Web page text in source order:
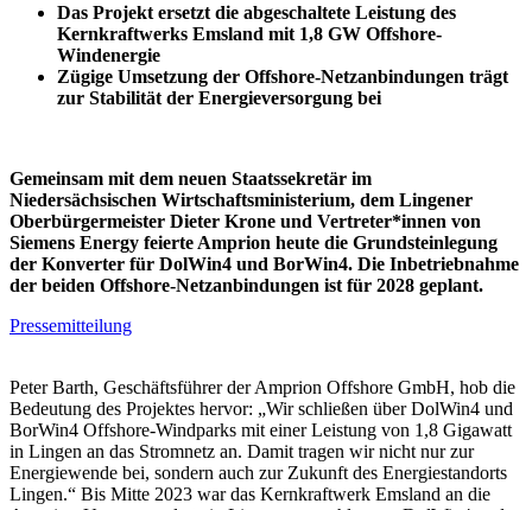
Das Projekt ersetzt die abgeschaltete Leistung des
Kernkraftwerks Emsland mit 1,8 GW Offshore-
Windenergie
Zügige Umsetzung der Offshore-Netzanbindungen trägt
zur Stabilität der Energieversorgung bei
Gemeinsam mit dem neuen Staatssekretär im
Niedersächsischen Wirtschaftsministerium, dem Lingener
Oberbürgermeister Dieter Krone und Vertreter*innen von
Siemens Energy feierte Amprion heute die Grundsteinlegung
der Konverter für DolWin4 und BorWin4. Die Inbetriebnahme
der beiden Offshore-Netzanbindungen ist für 2028 geplant.
Pressemitteilung
Peter Barth, Geschäftsführer der Amprion Offshore GmbH, hob die
Bedeutung des Projektes hervor: „Wir schließen über DolWin4 und
BorWin4 Offshore-Windparks mit einer Leistung von 1,8 Gigawatt
in Lingen an das Stromnetz an. Damit tragen wir nicht nur zur
Energiewende bei, sondern auch zur Zukunft des Energiestandorts
Lingen.“ Bis Mitte 2023 war das Kernkraftwerk Emsland an die